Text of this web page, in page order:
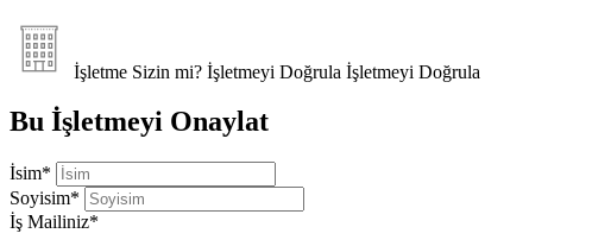
İşletme Sizin mi? İşletmeyi Doğrula İşletmeyi Doğrula
Bu İşletmeyi Onaylat
İsim*
Soyisim*
İş Mailiniz*